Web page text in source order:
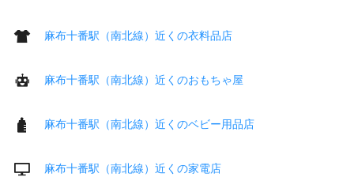
麻布十番駅（南北線）近くの衣料品店
麻布十番駅（南北線）近くのおもちゃ屋
麻布十番駅（南北線）近くのベビー用品店
麻布十番駅（南北線）近くの家電店